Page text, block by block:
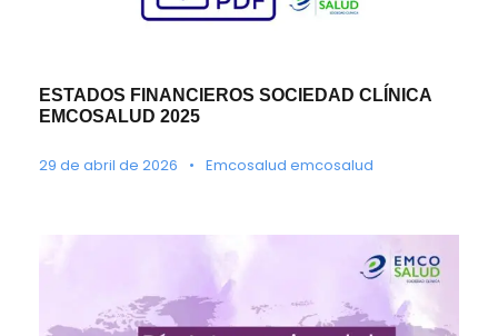
ESTADOS FINANCIEROS SOCIEDAD CLÍNICA
EMCOSALUD 2025
29 de abril de 2026 • Emcosalud emcosalud